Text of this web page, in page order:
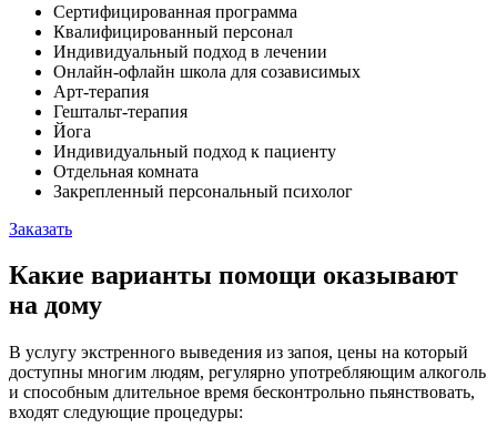
Сертифицированная программа
Квалифицированный персонал
Индивидуальный подход в лечении
Онлайн-офлайн школа для созависимых
Арт-терапия
Гештальт-терапия
Йога
Индивидуальный подход к пациенту
Отдельная комната
Закрепленный персональный психолог
Заказать
Какие варианты помощи оказывают
на дому
В услугу экстренного выведения из запоя, цены на который
доступны многим людям, регулярно употребляющим алкоголь
и способным длительное время бесконтрольно пьянствовать,
входят следующие процедуры: